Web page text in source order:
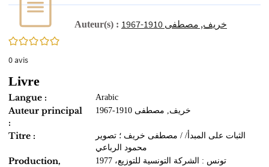
0/5
0avis
Auteur(s) : خريف, مصطفى 1910-1967
Livre
Langue : Arabic
Auteur principal
:
خريف, مصطفى 1910-1967
Titre :
الثبات على المبدأ/ / مصطفى خريف ؛ تصوير
محمود الرباعي
Production,
تونس : الشركة التونسية للتوزيع، 1977